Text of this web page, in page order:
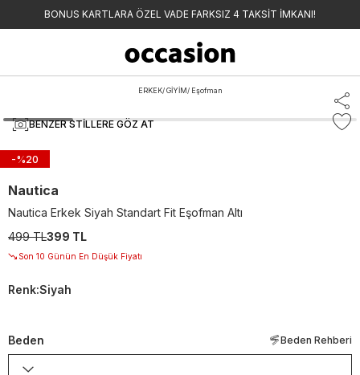
BONUS KARTLARA ÖZEL VADE FARKSIZ 4 TAKSİT İMKANI!
ERKEK/ GİYİM/ Eşofman
BENZER STILLERE GÖZ AT
-%20
Nautica
Nautica Erkek Siyah Standart Fit Eşofman Altı
499 TL399 TL
Son 10 Günün En Düşük Fiyatı
Renk:Siyah
Beden Beden Rehberi